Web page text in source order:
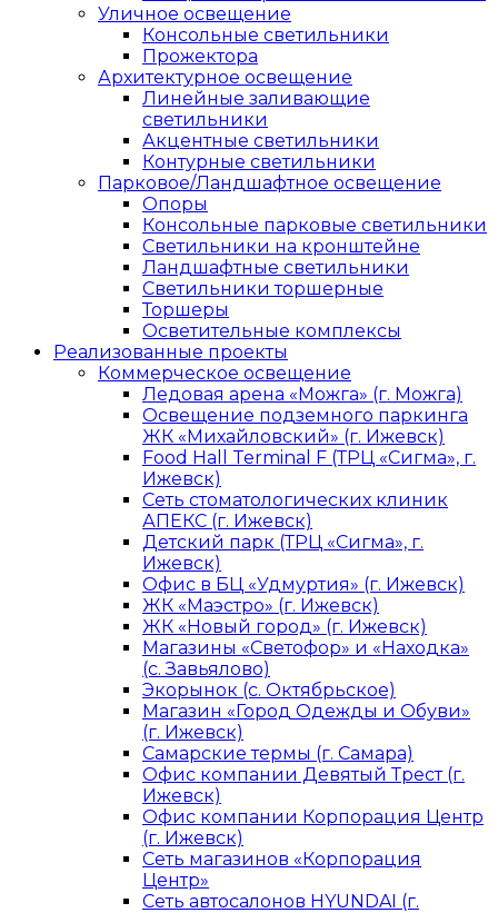
Уличное освещение
Консольные светильники
Прожектора
Архитектурное освещение
Линейные заливающие
светильники
Акцентные светильники
Контурные светильники
Парковое/Ландшафтное освещение
Опоры
Консольные парковые светильники
Светильники на кронштейне
Ландшафтные светильники
Светильники торшерные
Торшеры
Осветительные комплексы
Реализованные проекты
Коммерческое освещение
Ледовая арена «Можга» (г. Можга)
Освещение подземного паркинга
ЖК «Михайловский» (г. Ижевск)
Food Hall Terminal F (ТРЦ «Сигма», г.
Ижевск)
Сеть стоматологических клиник
АПЕКС (г. Ижевск)
Детский парк (ТРЦ «Сигма», г.
Ижевск)
Офис в БЦ «Удмуртия» (г. Ижевск)
ЖК «Маэстро» (г. Ижевск)
ЖК «Новый город» (г. Ижевск)
Магазины «Светофор» и «Находка»
(с. Завьялово)
Экорынок (с. Октябрьское)
Магазин «Город Одежды и Обуви»
(г. Ижевск)
Самарские термы (г. Самара)
Офис компании Девятый Трест (г.
Ижевск)
Офис компании Корпорация Центр
(г. Ижевск)
Сеть магазинов «Корпорация
Центр»
Сеть автосалонов HYUNDAI (г.